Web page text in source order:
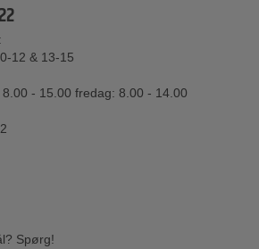
12 & 13-15
- 15.00 fredag: 8.00 - 14.00
Spørg!